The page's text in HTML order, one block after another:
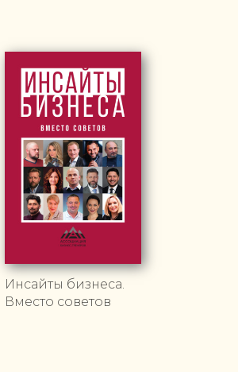
Инсайты бизнеса.
Вместо советов